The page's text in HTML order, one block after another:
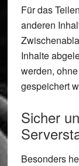
Für das
anderen
Inhalte
werden,
gespeichert
Sicher
Besonders